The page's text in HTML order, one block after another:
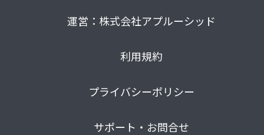
運営：株式会社アプルーシッド
利用規約
プライバシーポリシー
サポート・お問合せ